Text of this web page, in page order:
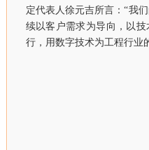
定代表人徐元吉所言：“我
续以客户需求为导向，以
行，用数字技术为工程行业